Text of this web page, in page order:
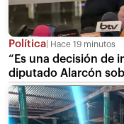
Política Hace 19 minutos
“Es una decisión de
diputado Alarcón